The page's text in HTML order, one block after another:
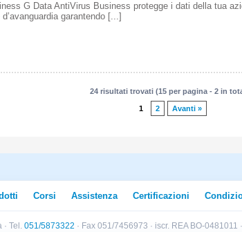
G Data AntiVirus Business protegge i dati della tua
garantendo [...]
24 risultati trovati (15 per pagina - 2 in
1 2 Avanti »
Corsi Assistenza Certificazioni
Tel. 051/5873322 · Fax 051/7456973 · iscr. REA BO-